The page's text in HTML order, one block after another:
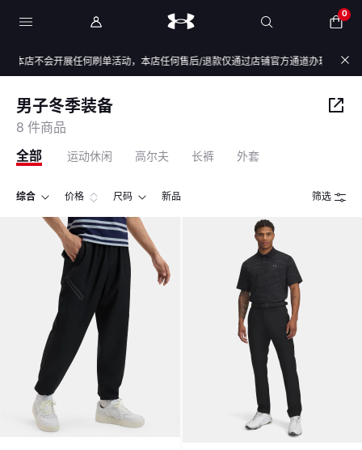
0
店不会开展任何刷单活动，本店任何售后/退款仅通过店铺官方通道办理，退
男子冬季装备
8 件商品
全部
运动休闲 高尔夫 长裤 外套
综合 价格 尺码 新品 筛选